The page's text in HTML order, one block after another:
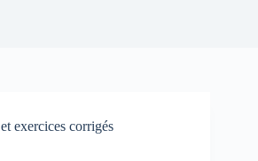
exercices corrigés